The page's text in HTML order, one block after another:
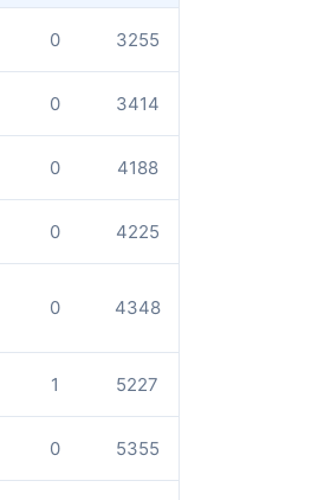
0 3255
0 3414
0 4188
0 4225
0 4348
1 5227
0 5355